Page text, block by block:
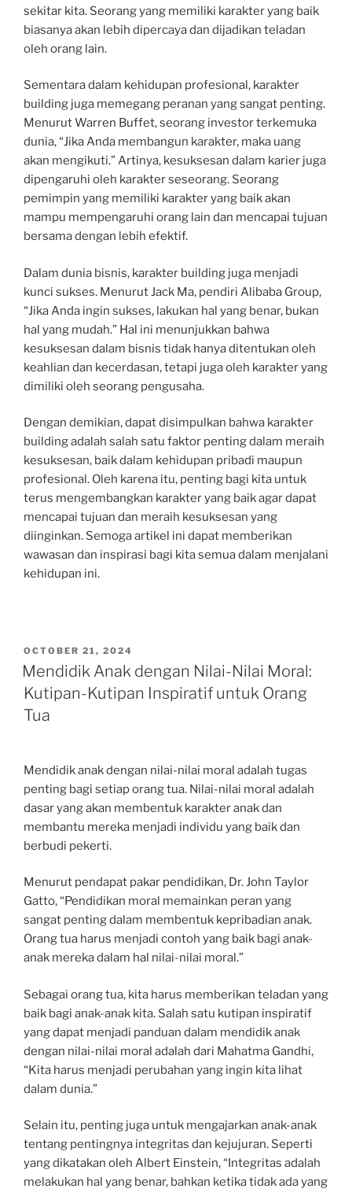
sekitar kita. Seorang yang memiliki karakter yang baik
biasanya akan lebih dipercaya dan dijadikan teladan
oleh orang lain.
Sementara dalam kehidupan profesional, karakter
building juga memegang peranan yang sangat penting.
Menurut Warren Buffet, seorang investor terkemuka
dunia, “Jika Anda membangun karakter, maka uang
akan mengikuti.” Artinya, kesuksesan dalam karier juga
dipengaruhi oleh karakter seseorang. Seorang
pemimpin yang memiliki karakter yang baik akan
mampu mempengaruhi orang lain dan mencapai tujuan
bersama dengan lebih efektif.
Dalam dunia bisnis, karakter building juga menjadi
kunci sukses. Menurut Jack Ma, pendiri Alibaba Group,
“Jika Anda ingin sukses, lakukan hal yang benar, bukan
hal yang mudah.” Hal ini menunjukkan bahwa
kesuksesan dalam bisnis tidak hanya ditentukan oleh
keahlian dan kecerdasan, tetapi juga oleh karakter yang
dimiliki oleh seorang pengusaha.
Dengan demikian, dapat disimpulkan bahwa karakter
building adalah salah satu faktor penting dalam meraih
kesuksesan, baik dalam kehidupan pribadi maupun
profesional. Oleh karena itu, penting bagi kita untuk
terus mengembangkan karakter yang baik agar dapat
mencapai tujuan dan meraih kesuksesan yang
diinginkan. Semoga artikel ini dapat memberikan
wawasan dan inspirasi bagi kita semua dalam menjalani
kehidupan ini.
POSTED
ON
OCTOBER 21, 2024
Mendidik Anak dengan Nilai-Nilai Moral:
Kutipan-Kutipan Inspiratif untuk Orang
Tua
Mendidik anak dengan nilai-nilai moral adalah tugas
penting bagi setiap orang tua. Nilai-nilai moral adalah
dasar yang akan membentuk karakter anak dan
membantu mereka menjadi individu yang baik dan
berbudi pekerti.
Menurut pendapat pakar pendidikan, Dr. John Taylor
Gatto, “Pendidikan moral memainkan peran yang
sangat penting dalam membentuk kepribadian anak.
Orang tua harus menjadi contoh yang baik bagi anak-
anak mereka dalam hal nilai-nilai moral.”
Sebagai orang tua, kita harus memberikan teladan yang
baik bagi anak-anak kita. Salah satu kutipan inspiratif
yang dapat menjadi panduan dalam mendidik anak
dengan nilai-nilai moral adalah dari Mahatma Gandhi,
“Kita harus menjadi perubahan yang ingin kita lihat
dalam dunia.”
Selain itu, penting juga untuk mengajarkan anak-anak
tentang pentingnya integritas dan kejujuran. Seperti
yang dikatakan oleh Albert Einstein, “Integritas adalah
melakukan hal yang benar, bahkan ketika tidak ada yang